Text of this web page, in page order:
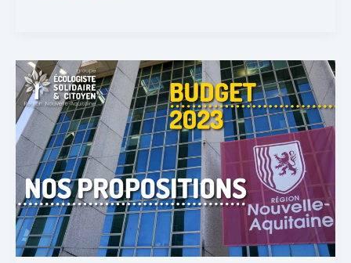
Budget
régional
2023
nos
propositions